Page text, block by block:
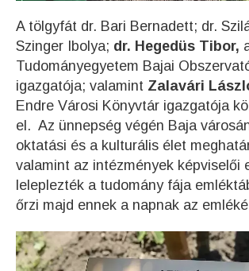
A tölgyfát dr. Bari Bernadett; dr.
Szinger Ibolya; dr. Hegedüs Tibor,
Tudományegyetem Bajai
igazgatója; valamint Zalavári
Endre Városi Könyvtár igazgatója
el. Az ünnepség végén Baja
oktatási és a kulturális élet
valamint az intézmények képviselői
leleplezték a tudomány fája
őrzi majd ennek a napnak az